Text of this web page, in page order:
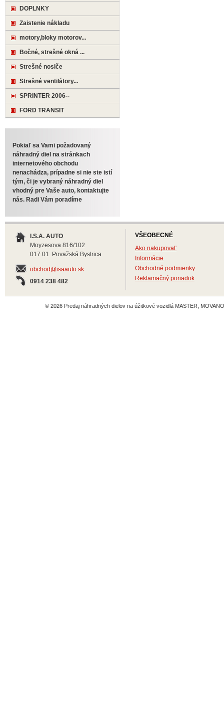
DOPLNKY
Zaistenie nákladu
motory,bloky motorov...
Bočné, strešné okná ...
Strešné nosiče
Strešné ventilátory...
SPRINTER 2006--
FORD TRANSIT
Pokiaľ sa Vami požadovaný
náhradný diel na stránkach
internetového obchodu
nenachádza, prípadne si nie ste istí
tým, či je vybraný náhradný diel
vhodný pre Vaše auto, kontaktujte
nás. Radi Vám poradíme
I.S.A. AUTO
Moyzesova 816/102
017 01 Považská Bystrica
obchod@isaauto.sk
0914 238 482
VŠEOBECNÉ
Ako nakupovať
Informácie
Obchodné podmienky
Reklamačný poriadok
© 2026 Predaj náhradných dielov na úžitkové vozidlá MASTER,